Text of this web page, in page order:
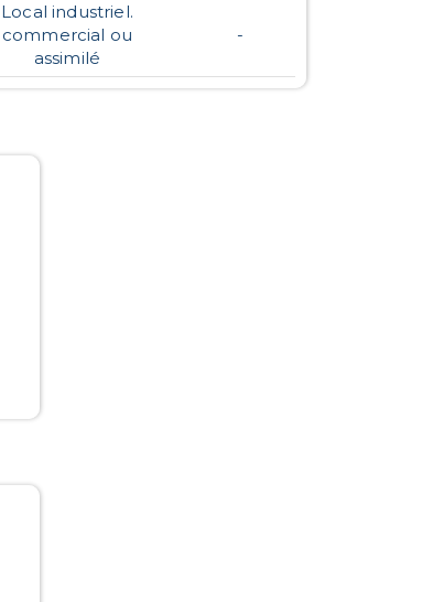
Local industriel.
commercial ou
assimilé
-